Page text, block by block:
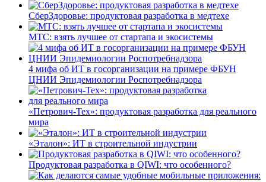
СберЗдоровье: продуктовая разработка в медтехе
МТС: взять лучшее от стартапа и экосистемы
4 мифа об ИТ в госорганизации на примере ФБУН
ЦНИИ Эпидемиологии Роспотребнадзора
«Петрович-Тех»: продуктовая разработка для реального
мира
«Эталон»: ИТ в строительной индустрии
Продуктовая разработка в QIWI: что особенного?